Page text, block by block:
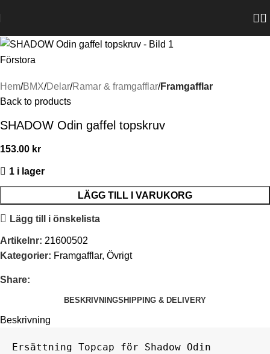
Förstora
Hem BMX Delar Ramar & framgafflar Framgafflar
Back to products
SHADOW Odin gaffel topskruv
153.00 kr
1 i lager
LÄGG TILL I VARUKORG
Lägg till i önskelista
Artikelnr: 21600502
Kategorier: Framgafflar, Övrigt
Share:
BESKRIVNINGSHIPPING & DELIVERY
Beskrivning
Ersättning Topcap för Shadow Odin